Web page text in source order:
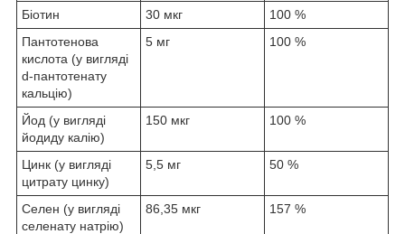
Біотин 30 мкг
100 %
Пантотенова
кислота (у вигляді
d-пантотенату
кальцію)
5 мг 100 %
Йод (у вигляді
йодиду калію)
150 мкг 100 %
Цинк (у вигляді
цитрату цинку)
5,5 мг 50 %
Селен (у вигляді
селенату натрію)
86,35 мкг 157 %